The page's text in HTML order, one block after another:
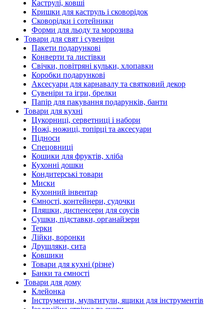
Каструлі, ковші
Кришки для каструль і сковорідок
Сковорідки і сотейники
Форми для льоду та морозива
Товари для свят і сувеніри
Пакети подарункові
Конверти та листівки
Свічки, повітряні кульки, хлопавки
Коробки подарункові
Аксесуари для карнавалу та святковий декор
Сувеніри та ігри, брелки
Папір для пакування подарунків, банти
Товари для кухні
Цукорниці, серветниці і набори
Ножі, ножиці, топірці та аксесуари
Підноси
Спецовниці
Кошики для фруктів, хліба
Кухонні дошки
Кондитерські товари
Миски
Кухонний інвентар
Ємності, контейнери, судочки
Пляшки, диспенсери для соусів
Сушки, підставки, органайзери
Терки
Лійки, воронки
Друшляки, сита
Ковшики
Товари для кухні (різне)
Банки та ємності
Товари для дому
Клейонка
Інструменти, мультитули, ящики для інструментів